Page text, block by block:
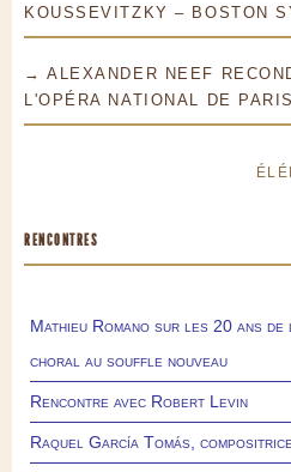
KOUSSEVITZKY – BOSTON
→ ALEXANDER NEEF
L'OPÉRA NATIONAL DE
RENCONTRES
Mathieu Romano sur les 20 ans de
choral au souffle nouveau
Rencontre avec Robert Levin
Raquel García Tomás, compositrice